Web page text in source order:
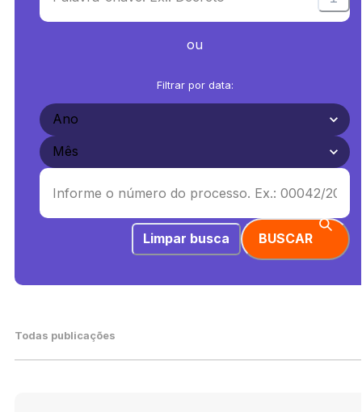
ou
Filtrar por data:
Limpar busca BUSCAR
Todas publicações